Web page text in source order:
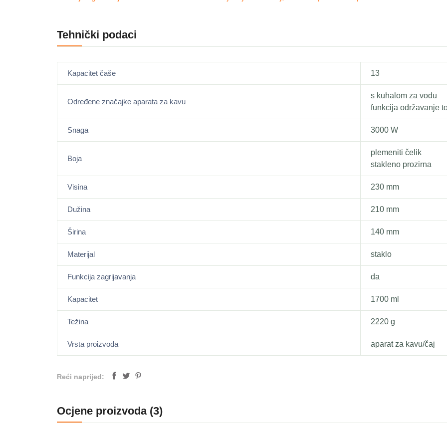
Tehnički podaci
Kapacitet čaše 13
Određene značajke aparata za kavu
s kuhalom za vodu
funkcija održavanje
Snaga 3000 W
Boja
plemeniti čelik
stakleno prozirna
Visina 230 mm
Dužina 210 mm
Širina 140 mm
Materijal staklo
Funkcija zagrijavanja da
Kapacitet 1700 ml
Težina 2220 g
Vrsta proizvoda aparat za kavu/čaj
Reći naprijed:
Ocjene proizvoda (3)